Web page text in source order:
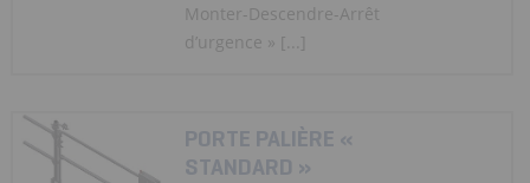
Monter-Descendre-Arrêt
d’urgence » [...]
PORTE PALIÈRE «
STANDARD »